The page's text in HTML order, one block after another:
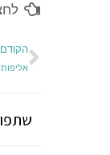
הקודם
אליפות